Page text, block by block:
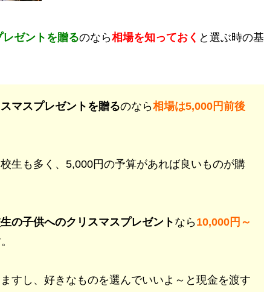
ゼントを贈るのなら相場を知っておく と選ぶ時の基
マスプレゼントを贈るのなら相場は5,000円前後
生も多く、5,000円の予算があれば良いものが購
の子供へのクリスマスプレゼント なら10,000円～
すし、好きなものを選んでいいよ～と現金を渡す